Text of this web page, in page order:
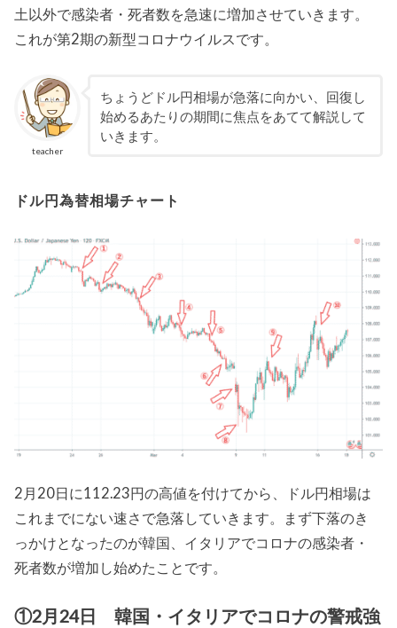
土以外で感染者・死者数を急速に増加させていきます。
これが第2期の新型コロナウイルスです。
teacher
ちょうどドル円相場が急落に向かい、回復し
始めるあたりの期間に焦点をあてて解説して
いきます。
ドル円為替相場チャート
2月20日に112.23円の高値を付けてから、ドル円相場は
これまでにない速さで急落していきます。まず下落のき
っかけとなったのが韓国、イタリアでコロナの感染者・
死者数が増加し始めたことです。
①2月24日 韓国・イタリアでコロナの警戒強